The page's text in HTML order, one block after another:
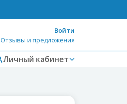
Войти
Отзывы и предложения
Личный кабинет